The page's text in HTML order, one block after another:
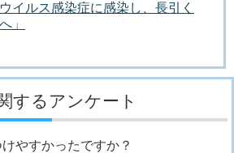
イルス感染症に感染し、長引く
」
するアンケート
やすかったですか？